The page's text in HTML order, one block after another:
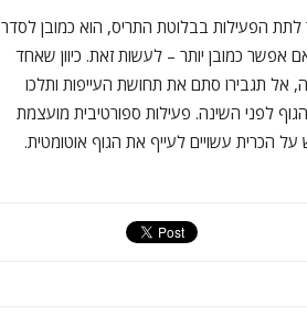
לתת הפעילות בבלוטת התריס, הוא כמובן לסדר
כמובן יותר – לעשות זאת. כיוון שאחד
אל תגבירו סתם את תחושת העייפות ותלכו
לפני השינה. פעילות ספורטיבית מועצמת
הכרית עשויים לעייף את הגוף אוטומטית.